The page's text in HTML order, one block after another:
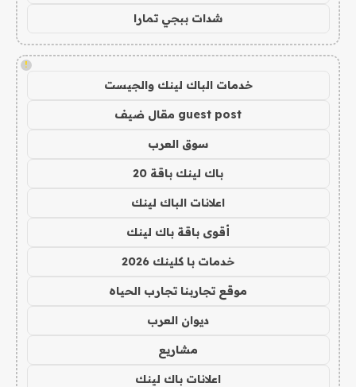
شدات ببجي تمارا
!
خدمات الباك لينك والجيست
guest post مقال ضيف
سوق العرب
باك لينك باقة 20
اعلانات الباك لينك
أقوى باقة باك لينك
خدمات با كلينك 2026
موقع تجاربنا تجارب الحياه
ديوان العرب
مشاريع
اعلانات باك لينك